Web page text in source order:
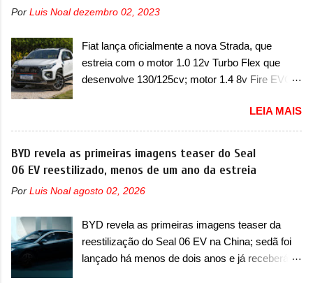
uma sobrecarga do microprocessador do
poderá causar a perda de força motriz,
requerendo a atualização do software do
modulo de...
ano também era lançada a nova geração do
ganhava uma nova geração feita do zero,
apelidada de "Bolinha" por suas formas
arredondadas. Além do Gol, outro Volkswagen
versão hatchback do Logus que chegava
depois de um ano de atraso. A invasão de 1994
foi marcava pelos franceses, alemães,
japoneses e coreanos que chegaram
arrancando corações em nosso mercado. Os
vendas em 1994 foram o Renault R19 que
vinha em 3 versões de carroceria, sendo duas
do hatch e o sedan, a famosa Kia Besta, o Vol...
Por Luis Noal dezembro 02, 2023
Fiat lança oficialmente a nova Strada, que
estreia com o motor 1.0 12v Turbo Flex que
desenvolve 130/125cv; motor 1.4 8v Fire EVO
oficialmente a nova Strada, que aparece com
mudanças visuais e com uma nova opção de
motor. Depois da picape compacta receber o
câmbio automático CVT no ano passado, a Fiat
motor 1.0 12v Turbo Flex, conhecido como
Strada soube ser mutável com avanços
importantes que a concorrência nunca
conseguiu acompanhar e agora ela abre uma
LEIA MAIS
BYD revela as primeiras imagens teaser do Seal
06 EV reestilizado, menos de um ano da estreia
Por Luis Noal agosto 02, 2026
BYD revela as primeiras imagens teaser da
reestilização do Seal 06 EV na China; sedã foi
lançado há menos de dois anos e já receberá a